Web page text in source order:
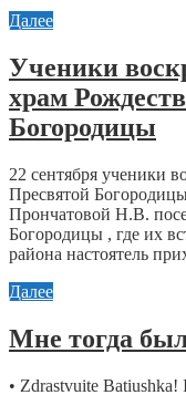
Далее
Ученики
храм
Богородицы
22 сентября ученики
Пресвятой
Прончатовой Н.В.
Богородицы , где их
района настоятель
Далее
Мне тогда
• Zdrastvuite